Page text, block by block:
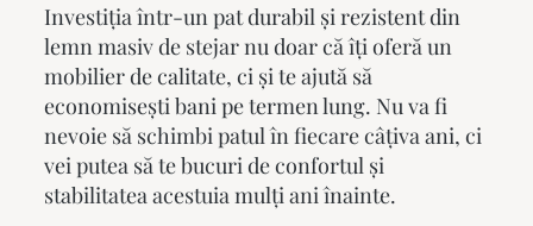
Investiția într-un pat durabil și rezistent din
lemn masiv de stejar nu doar că îți oferă un
mobilier de calitate, ci și te ajută să
economisești bani pe termen lung. Nu va fi
nevoie să schimbi patul în fiecare câțiva ani, ci
vei putea să te bucuri de confortul și
stabilitatea acestuia mulți ani înainte.